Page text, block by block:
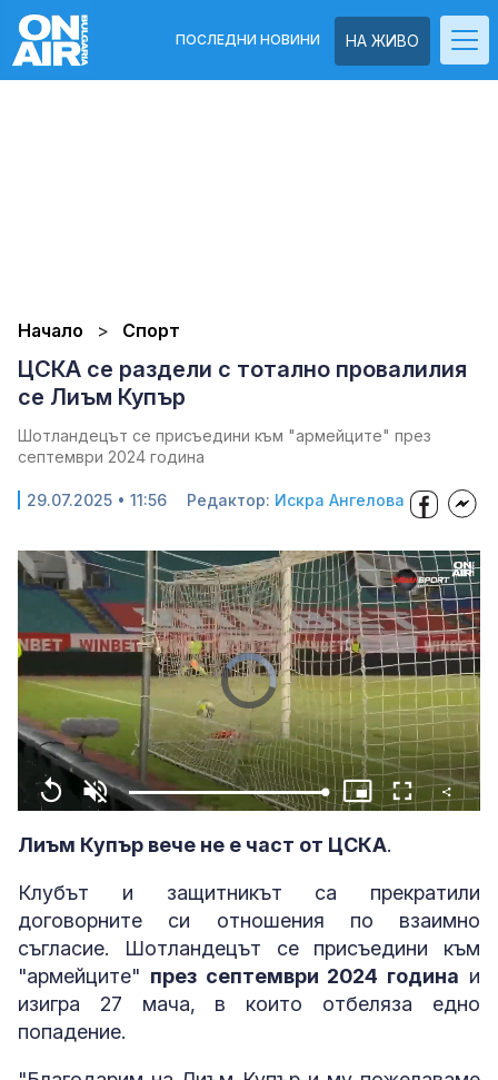
НА ЖИВО
ПОСЛЕДНИ НОВИНИ
Начало Спорт
ЦСКА се раздели с тотално провалилия
се Лиъм Купър
Шотландецът се присъедини към "армейците" през
септември 2024 година
29.07.2025 • 11:56 Редактор: Искра Ангелова
Video
Player
is
loading.
Replay Unmute Loaded:
100.00%
Picture-
in-
Fullscreen Share
Лиъм Купър вече не е част от ЦСКА.
Клубът и защитникът са прекратили
договорните си отношения по взаимно
съгласие. Шотландецът се присъедини към
"армейците" през септември 2024 година и
изигра 27 мача, в които отбеляза едно
попадение.